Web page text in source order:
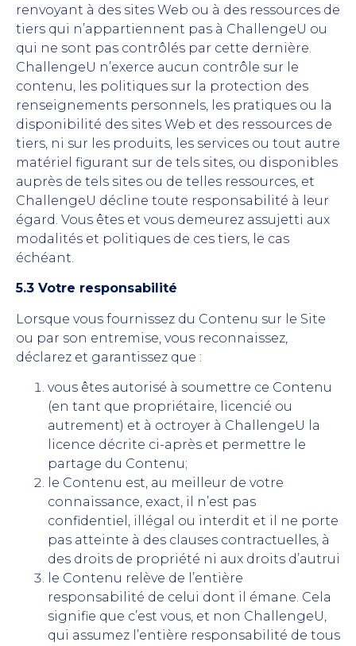
renvoyant à des sites Web ou à des ressources de
tiers qui n’appartiennent pas à ChallengeU ou
qui ne sont pas contrôlés par cette dernière.
ChallengeU n’exerce aucun contrôle sur le
contenu, les politiques sur la protection des
renseignements personnels, les pratiques ou la
disponibilité des sites Web et des ressources de
tiers, ni sur les produits, les services ou tout autre
matériel figurant sur de tels sites, ou disponibles
auprès de tels sites ou de telles ressources, et
ChallengeU décline toute responsabilité à leur
égard. Vous êtes et vous demeurez assujetti aux
modalités et politiques de ces tiers, le cas
échéant.
5.3 Votre responsabilité
Lorsque vous fournissez du Contenu sur le Site
ou par son entremise, vous reconnaissez,
déclarez et garantissez que :
vous êtes autorisé à soumettre ce Contenu
(en tant que propriétaire, licencié ou
autrement) et à octroyer à ChallengeU la
licence décrite ci-après et permettre le
partage du Contenu;
le Contenu est, au meilleur de votre
connaissance, exact, il n’est pas
confidentiel, illégal ou interdit et il ne porte
pas atteinte à des clauses contractuelles, à
des droits de propriété ni aux droits d’autrui
le Contenu relève de l’entière
responsabilité de celui dont il émane. Cela
signifie que c’est vous, et non ChallengeU,
qui assumez l’entière responsabilité de tous